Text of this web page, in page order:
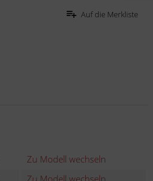
Auf die Merkliste
Zu Modell wechseln
Zu Modell wechseln